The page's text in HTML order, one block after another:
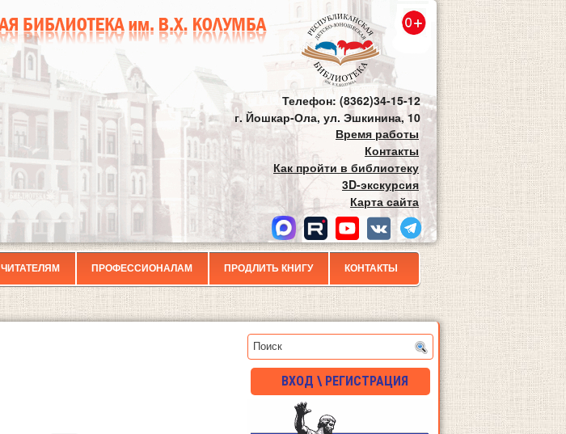
Телефон: (8362)34-15-12
г. Йошкар-Ола, ул. Эшкинина, 10
Время работы
Контакты
Как пройти в библиотеку
3D-экскурсия
Карта сайта
ЧИТАТЕЛЯМ ПРОФЕССИОНАЛАМ ПРОДЛИТЬ КНИГУ КОНТАКТЫ
ВХОД \ РЕГИСТРАЦИЯ